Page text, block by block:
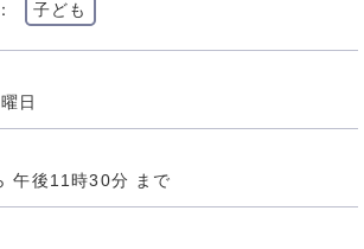
子ども
日
午後11時30分 まで